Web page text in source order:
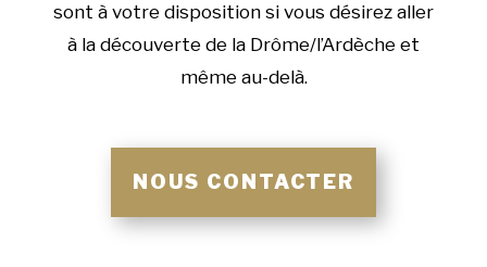
sont à votre disposition si vous désirez aller
à la découverte de la Drôme/l’Ardèche et
même au-delà.
NOUS CONTACTER